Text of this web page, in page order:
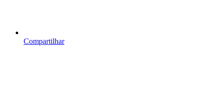
Compartilhar